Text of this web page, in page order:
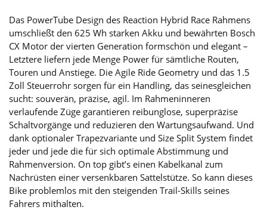
Das PowerTube Design des Reaction Hybrid Race Rahmens
umschließt den 625 Wh starken Akku und bewährten Bosch
CX Motor der vierten Generation formschön und elegant –
Letztere liefern jede Menge Power für sämtliche Routen,
Touren und Anstiege. Die Agile Ride Geometry und das 1.5
Zoll Steuerrohr sorgen für ein Handling, das seinesgleichen
sucht: souverän, präzise, agil. Im Rahmeninneren
verlaufende Züge garantieren reibunglose, superpräzise
Schaltvorgänge und reduzieren den Wartungsaufwand. Und
dank optionaler Trapezvariante und Size Split System findet
jeder und jede die für sich optimale Abstimmung und
Rahmenversion. On top gibt’s einen Kabelkanal zum
Nachrüsten einer versenkbaren Sattelstütze. So kann dieses
Bike problemlos mit den steigenden Trail-Skills seines
Fahrers mithalten.